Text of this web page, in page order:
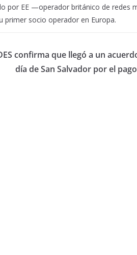
por EE —operador británico de redes
socio operador en Europa.
confirma que llegó a un
día de San Salvador por el